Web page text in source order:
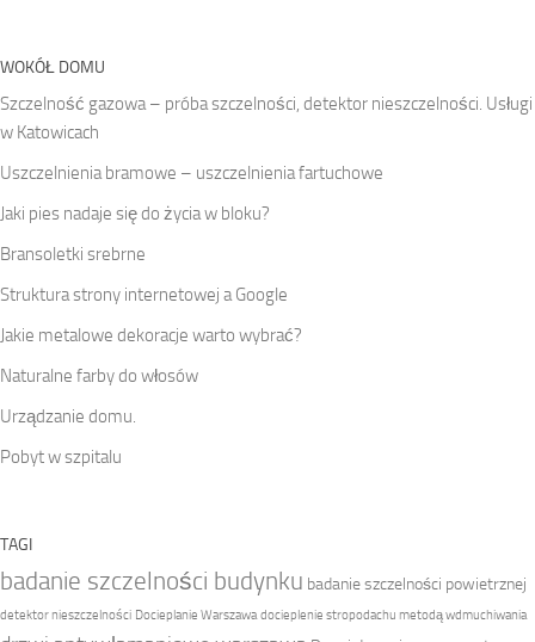
WOKÓŁ DOMU
Szczelność gazowa – próba szczelności, detektor nieszczelności. Usługi
w Katowicach
Uszczelnienia bramowe – uszczelnienia fartuchowe
Jaki pies nadaje się do życia w bloku?
Bransoletki srebrne
Struktura strony internetowej a Google
Jakie metalowe dekoracje warto wybrać?
Naturalne farby do włosów
Urządzanie domu.
Pobyt w szpitalu
TAGI
badanie szczelności budynku badanie szczelności powietrznej
detektor nieszczelności Docieplanie Warszawa docieplenie stropodachu metodą wdmuchiwania